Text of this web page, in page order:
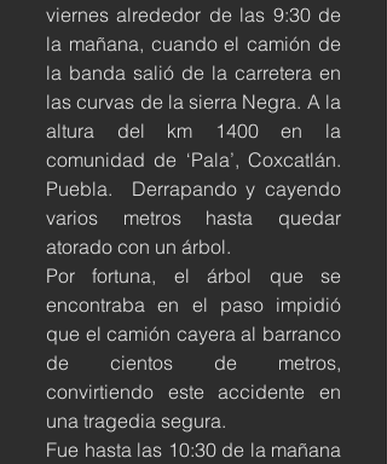
viernes alrededor de las 9:30 de
la mañana, cuando el camión de
la banda salió de la carretera en
las curvas de la sierra Negra. A la
altura del km 1400 en la
comunidad de ‘Pala’, Coxcatlán.
Puebla.  Derrapando y cayendo
varios metros hasta quedar
atorado con un árbol.
Por fortuna, el árbol que se
encontraba en el paso impidió
que el camión cayera al barranco
de cientos de metros,
convirtiendo este accidente en
una tragedia segura.
Fue hasta las 10:30 de la mañana